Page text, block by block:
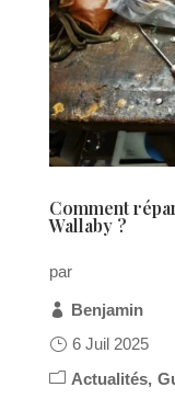
Comment
Wallaby ?
par
Benjamin
6 Juil 2025
Actualités